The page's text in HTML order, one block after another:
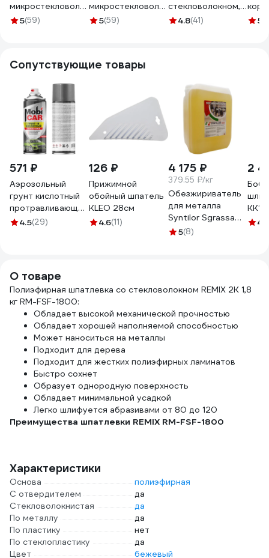
микростекловолокно,
1 кг 55410/1
5(59)
микростекловолокно,
1.8 кг 55410/1,8
5(59)
стекловолокном, 1
кг 5546/1
4.8(41) 5
Сопутствующие товары
571 ₽
Аэрозольный
грунт кислотный
протравливающий
Mobicar 1К, 520
4.5(29)
126 ₽
Прижимной
обойный шпатель
KLEO 28см
4.6(11)
4 175 ₽
379.55 ₽/кг
Обезжириватель
для металла
Syntilor Sgrassa
Metallo 11кг 1229
5(8)
2
мм;4.9
О товаре
Полиэфирная шпатлевка со стекловолокном REMIX 2К 1,8
кг RM-FSF-1800:
Обладает высокой механической прочностью
Обладает хорошей наполняемой способностью
Может наноситься на металлы
Подходит для дерева
Подходит для жестких полиэфирных ламинатов
Быстро сохнет
Образует однородную поверхность
Обладает минимальной усадкой
Легко шлифуется абразивами от 80 до 120
Преимущества шпатлевки REMIX RM-FSF-1800
Характеристики
Основа
полиэфирная
С отвердителем
да
Стекловолокнистая
да
По металлу
да
По пластику
нет
По стеклопластику
да
Цвет
бежевый